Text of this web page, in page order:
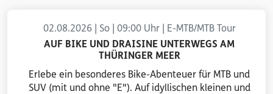
02.08.2026 | So | 09:00 Uhr | E-MTB/MTB Tour
AUF BIKE UND DRAISINE UNTERWEGS AM
THÜRINGER MEER
Erlebe ein besonderes Bike-Abenteuer für MTB und
SUV (mit und ohne "E"). Auf idyllischen kleinen und